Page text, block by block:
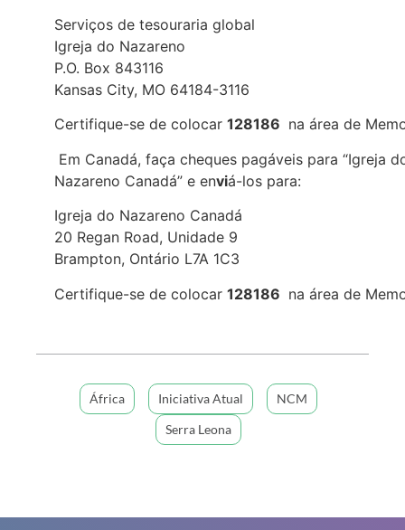
Serviços de tesouraria global
Igreja do Nazareno
P.O. Box 843116
Kansas City, MO 64184-3116
Certifique-se de colocar 128186 na área de
Em Canadá, faça cheques pagáveis para “Igreja
Nazareno Canadá” e enviá-los para:
Igreja do Nazareno Canadá
20 Regan Road, Unidade 9
Brampton, Ontário L7A 1C3
Certifique-se de colocar 128186 na área de
África Iniciativa Atual
NCM
Serra Leona